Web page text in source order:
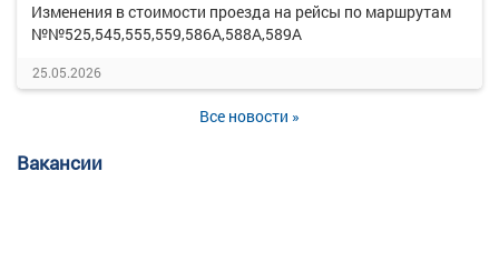
Изменения в стоимости проезда на рейсы по маршрутам
№№525,545,555,559,586А,588А,589А
25.05.2026
Все новости »
Вакансии